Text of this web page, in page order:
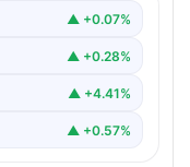
gündemde
▲ +0.07%
▲ +0.28%
▲ +4.41%
▲ +0.57%